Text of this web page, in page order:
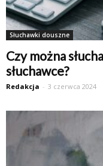
Słuchawki douszne
Czy można
słuchawce?
Redakcja - 3 czerwca 2024